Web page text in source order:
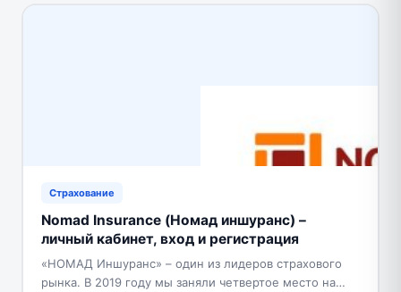
Страхование
Nomad Insurance (Номад иншуранс) –
личный кабинет, вход и регистрация
«НОМАД Иншуранс» – один из лидеров страхового
рынка. В 2019 году мы заняли четвертое место на